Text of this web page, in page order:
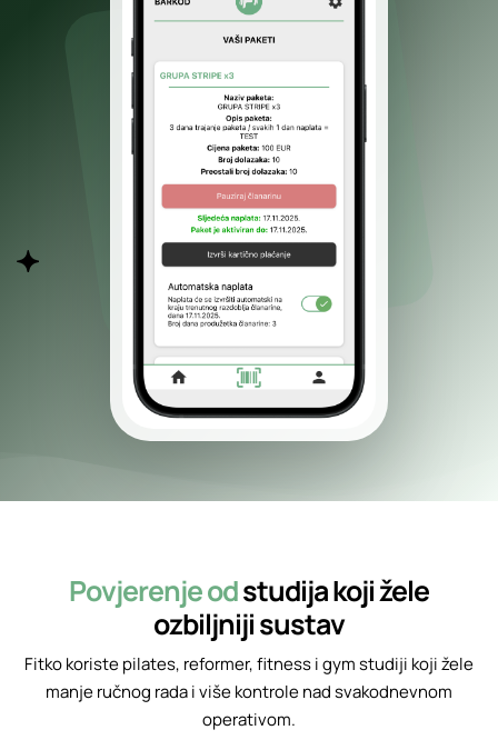
Povjerenje odstudija koji žele
ozbiljniji sustav
Fitko koriste pilates, reformer, fitness i gym studiji koji žele
manje ručnog rada i više kontrole nad svakodnevnom
operativom.